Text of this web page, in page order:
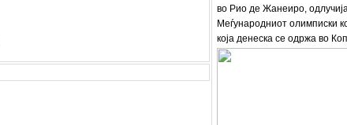
во Рио де Жанеиро,
Меѓународниот олимписки
која денеска се одржа во